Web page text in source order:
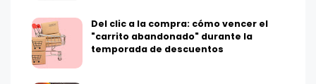
Del clic a la compra: cómo vencer el
"carrito abandonado" durante la
temporada de descuentos